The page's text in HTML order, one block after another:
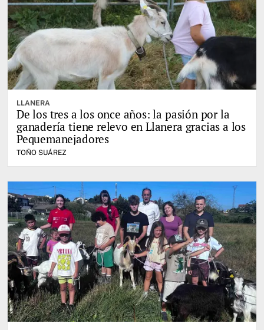
LLANERA
De los tres a los once años: la pasión por la
ganadería tiene relevo en Llanera gracias a los
Pequemanejadores
TOÑO SUÁREZ